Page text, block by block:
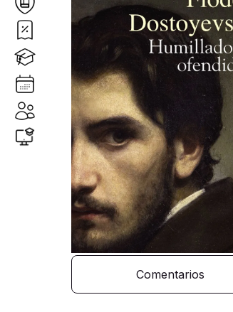
Comentarios